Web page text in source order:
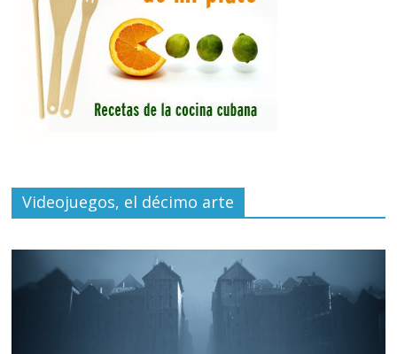
Videojuegos, el décimo arte